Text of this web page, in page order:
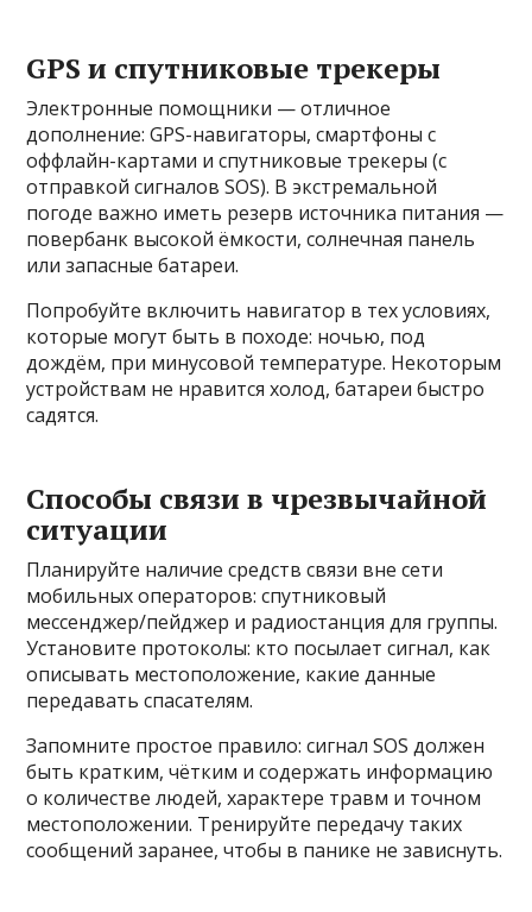
GPS и спутниковые трекеры
Электронные помощники — отличное
дополнение: GPS-навигаторы, смартфоны с
оффлайн-картами и спутниковые трекеры (с
отправкой сигналов SOS). В экстремальной
погоде важно иметь резерв источника питания —
повербанк высокой ёмкости, солнечная панель
или запасные батареи.
Попробуйте включить навигатор в тех условиях,
которые могут быть в походе: ночью, под
дождём, при минусовой температуре. Некоторым
устройствам не нравится холод, батареи быстро
садятся.
Способы связи в чрезвычайной
ситуации
Планируйте наличие средств связи вне сети
мобильных операторов: спутниковый
мессенджер/пейджер и радиостанция для группы.
Установите протоколы: кто посылает сигнал, как
описывать местоположение, какие данные
передавать спасателям.
Запомните простое правило: сигнал SOS должен
быть кратким, чётким и содержать информацию
о количестве людей, характере травм и точном
местоположении. Тренируйте передачу таких
сообщений заранее, чтобы в панике не зависнуть.